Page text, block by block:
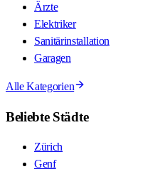
Ärzte
Elektriker
Sanitärinstallation
Garagen
Alle Kategorien
Beliebte Städte
Zürich
Genf